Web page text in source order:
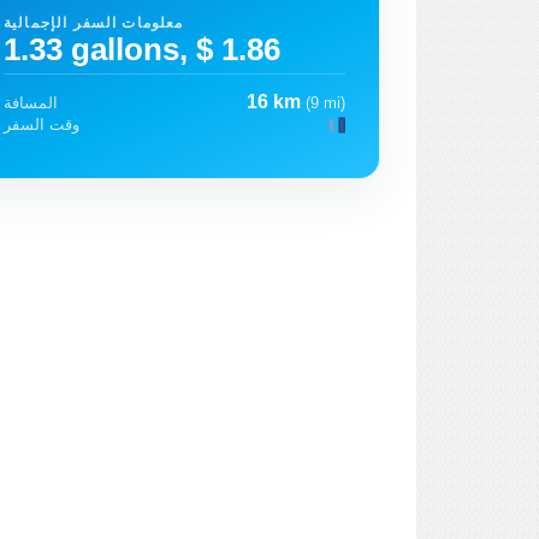
معلومات السفر الإجمالية
1.33 gallons, $ 1.86
المسافة 16 km (9 mi)
وقت السفر